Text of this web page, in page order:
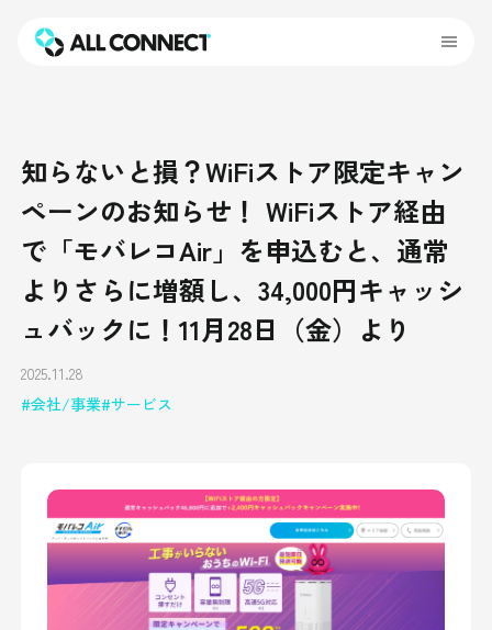
知らないと損？WiFiストア限定キャン
ペーンのお知らせ！ WiFiストア経由
で「モバレコAir」を申込むと、通常
よりさらに増額し、34,000円キャッシ
ュバックに！11月28日（金）より
2025.11.28
会社/事業 サービス